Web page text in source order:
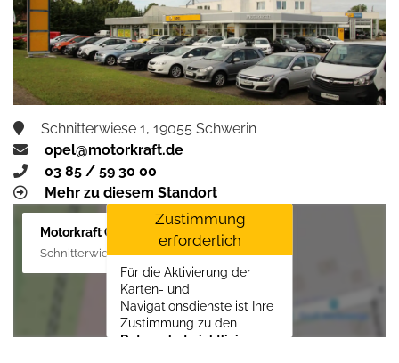
Schnitterwiese 1, 19055 Schwerin
opel@motorkraft.de
03 85 / 59 30 00
Mehr zu diesem Standort
Motorkraft GmbH
Schnitterwiese 1, 19055 Schwerin
Zustimmung
erforderlich
Für die Aktivierung der
Karten- und
Navigationsdienste ist Ihre
Zustimmung zu den
Datenschutzrichtlinien